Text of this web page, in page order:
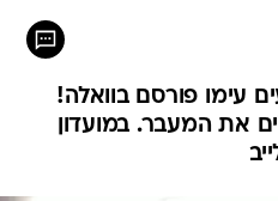
עימו פורסם בוואלה!
את המעבר. במועדון